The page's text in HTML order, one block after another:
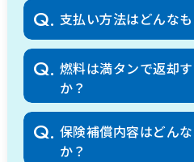
Q. 支払い方法はどんな
Q. 燃料は満タンで返却
か？
Q. 保険補償内容はどん
か？